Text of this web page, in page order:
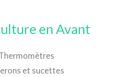
en Avant
et sucettes